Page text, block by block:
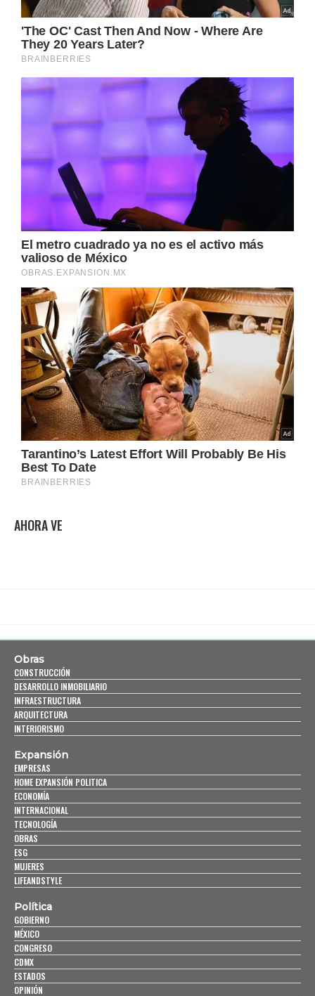
AHORA VE
Obras
CONSTRUCCIÓN
DESARROLLO INMOBILIARIO
INFRAESTRUCTURA
ARQUITECTURA
INTERIORISMO
Expansión
EMPRESAS
HOME EXPANSIÓN POLITICA
ECONOMÍA
INTERNACIONAL
TECNOLOGÍA
OBRAS
ESG
MUJERES
LIFEANDSTYLE
Política
GOBIERNO
MÉXICO
CONGRESO
CDMX
ESTADOS
OPINIÓN